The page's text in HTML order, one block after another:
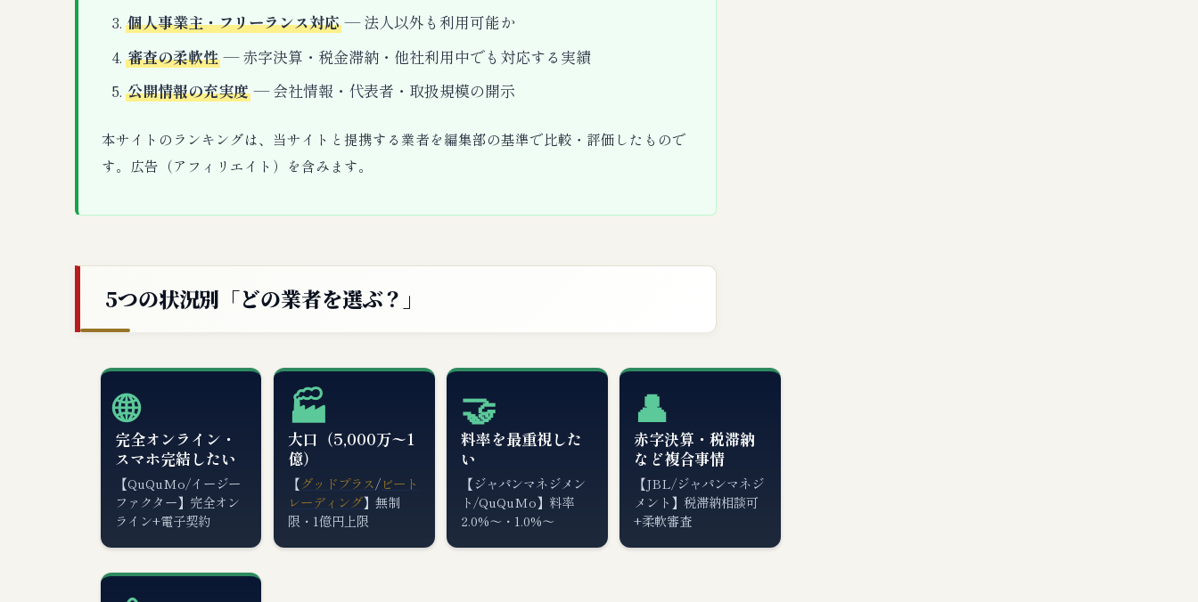
個人事業主・フリーランス対応 — 法人以外も利用可能か
審査の柔軟性 — 赤字決算・税金滞納・他社利用中でも対応する実績
公開情報の充実度 — 会社情報・代表者・取扱規模の開示
本サイトのランキングは、当サイトと提携する業者を編集部の基準で比較・評価したもので
す。広告（アフィリエイト）を含みます。
5つの状況別「どの業者を選ぶ？」
🌐
完全オンライン・
スマホ完結したい
【QuQuMo/イージー
ファクター】完全オン
ライン+電子契約
🏭
大口（5,000万〜1
億）
【グッドプラス/ビート
レーディング】無制
限・1億円上限
🤝
料率を最重視した
い
【ジャパンマネジメン
ト/QuQuMo】料率
2.0%〜・1.0%〜
👤
赤字決算・税滞納
など複合事情
【JBL/ジャパンマネジ
メント】税滞納相談可
+柔軟審査